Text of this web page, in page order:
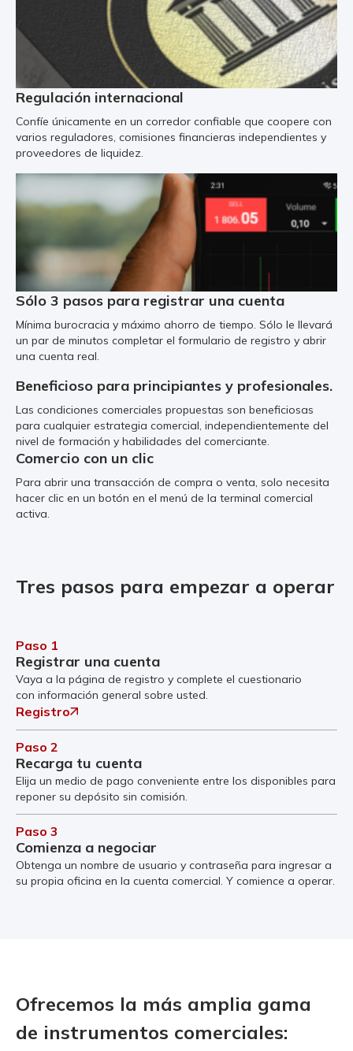
Regulación internacional
Confíe únicamente en un corredor confiable que coopere con
varios reguladores, comisiones financieras independientes y
proveedores de liquidez.
Sólo 3 pasos para registrar una cuenta
Mínima burocracia y máximo ahorro de tiempo. Sólo le llevará
un par de minutos completar el formulario de registro y abrir
una cuenta real.
Beneficioso para principiantes y profesionales.
Las condiciones comerciales propuestas son beneficiosas
para cualquier estrategia comercial, independientemente del
nivel de formación y habilidades del comerciante.
Comercio con un clic
Para abrir una transacción de compra o venta, solo necesita
hacer clic en un botón en el menú de la terminal comercial
activa.
Tres pasos para empezar a operar
Paso 1
Registrar una cuenta
Vaya a la página de registro y complete el cuestionario
con información general sobre usted.
Registro
Paso 2
Recarga tu cuenta
Elija un medio de pago conveniente entre los disponibles para
reponer su depósito sin comisión.
Paso 3
Comienza a negociar
Obtenga un nombre de usuario y contraseña para ingresar a
su propia oficina en la cuenta comercial. Y comience a operar.
Ofrecemos la más amplia gama
de instrumentos comerciales: